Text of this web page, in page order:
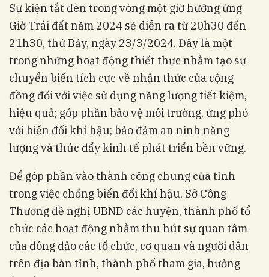
Sự kiện tắt đèn trong vòng một giờ hưởng ứng
Giờ Trái đất năm 2024 sẽ diễn ra từ 20h30 đến
21h30, thứ Bảy, ngày 23/3/2024. Đây là một
trong những hoạt động thiết thực nhằm tạo sự
chuyển biến tích cực về nhận thức của cộng
đồng đối với việc sử dụng năng lượng tiết kiệm,
hiệu quả; góp phần bảo vệ môi trường, ứng phó
với biến đổi khí hậu; bảo đảm an ninh năng
lượng và thúc đẩy kinh tế phát triển bền vững.
Để góp phần vào thành công chung của tỉnh
trong việc chống biến đổi khí hậu, Sở Công
Thương đề nghị UBND các huyện, thành phố tổ
chức các hoạt động nhằm thu hút sự quan tâm
của đông đảo các tổ chức, cơ quan và người dân
trên địa bàn tỉnh, thành phố tham gia, hưởng